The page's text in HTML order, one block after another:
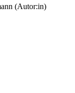
(Autor:in)